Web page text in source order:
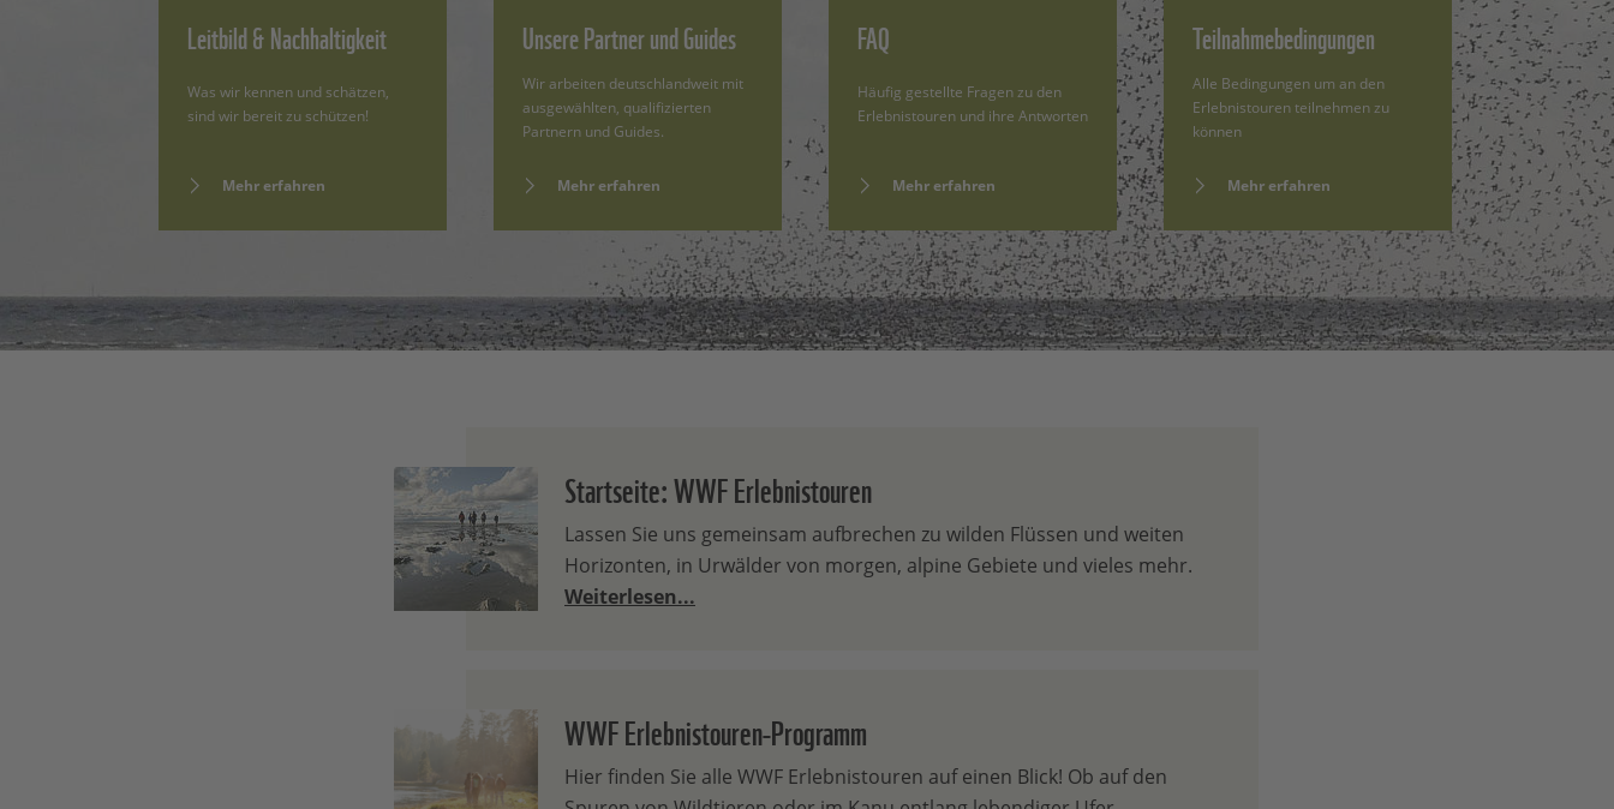
Leitbild & Nachhaltigkeit
Was wir kennen und schätzen,
sind wir bereit zu schützen!
Mehr erfahren
Unsere Partner und Guides
Wir arbeiten deutschlandweit mit
ausgewählten, qualifizierten
Partnern und Guides.
Mehr erfahren
FAQ
Häufig gestellte Fragen zu den
Erlebnistouren und ihre Antworten
Mehr erfahren
Teilnahmebedingungen
Alle Bedingungen um an den
Erlebnistouren teilnehmen zu
können
Mehr erfahren
Startseite: WWF Erlebnistouren
Lassen Sie uns gemeinsam aufbrechen zu wilden Flüssen und weiten
Horizonten, in Urwälder von morgen, alpine Gebiete und vieles mehr.
Weiterlesen...
WWF Erlebnistouren-Programm
Hier finden Sie alle WWF Erlebnistouren auf einen Blick! Ob auf den